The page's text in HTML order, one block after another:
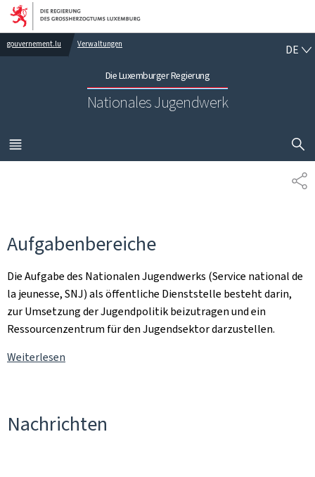
Zur Hauptnavigation
Zum Inhalt
gouvernement.lu Verwaltungen
Die Luxemburger Regierung
Nationales Jugendwerk
DE
MENÜ
HAUPT-
Aufgabenbereiche
Die Aufgabe des Nationalen Jugendwerks (Service national de
la jeunesse, SNJ) als öffentliche Dienststelle besteht darin,
zur Umsetzung der Jugendpolitik beizutragen und ein
Ressourcenzentrum für den Jugendsektor darzustellen.
Weiterlesen
Nachrichten